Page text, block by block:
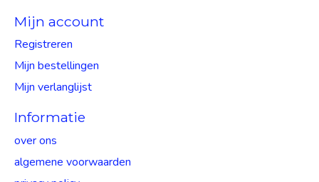
Mijn account
Registreren
Mijn bestellingen
Mijn verlanglijst
Informatie
over ons
algemene voorwaarden